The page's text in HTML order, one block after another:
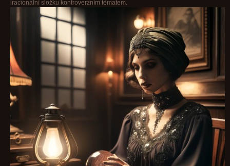
iracionální složku kontroverzním tématem.